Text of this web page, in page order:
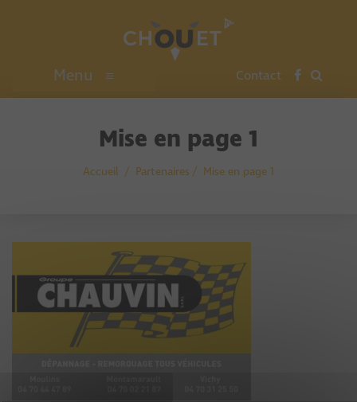
Menu ≡ Contact
Mise en page 1
Accueil Partenaires Mise en page 1